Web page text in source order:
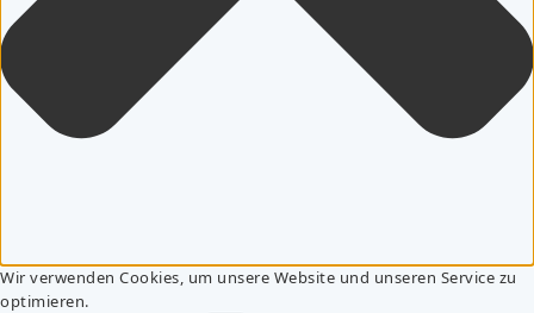
Wir verwenden Cookies, um unsere Website und unseren Service zu
optimieren.